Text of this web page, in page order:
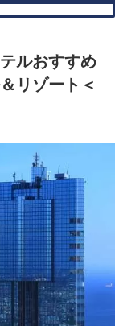
ルおすすめ
リゾート＜